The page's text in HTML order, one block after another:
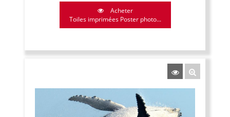
Acheter
Toiles imprimées Poster photo...